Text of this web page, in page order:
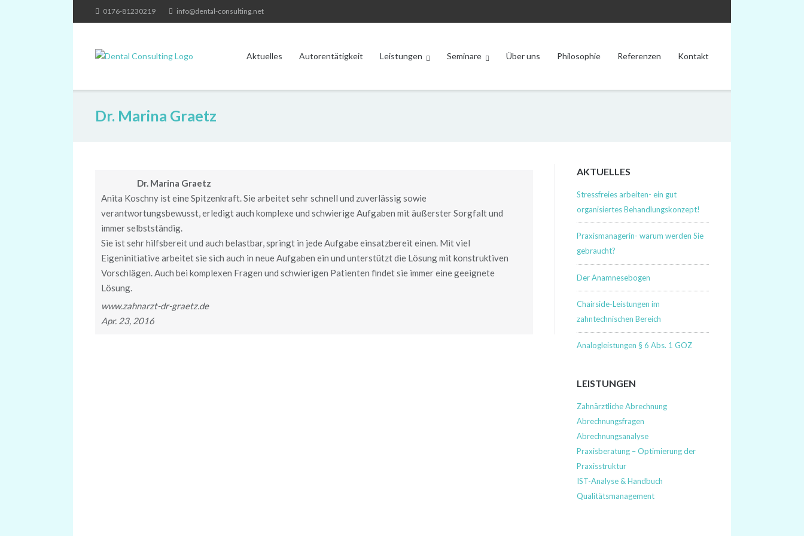
to
0176-81230219 info@dental-consulting.net
Aktuelles Autorentätigkeit Leistungen Seminare Über uns Philosophie Referenzen Kontakt
Dr. Marina Graetz
Dr. Marina Graetz
Anita Koschny ist eine Spitzenkraft. Sie arbeitet sehr schnell und zuverlässig sowie
verantwortungsbewusst, erledigt auch komplexe und schwierige Aufgaben mit äußerster Sorgfalt und
immer selbstständig.
Sie ist sehr hilfsbereit und auch belastbar, springt in jede Aufgabe einsatzbereit einen. Mit viel
Eigeninitiative arbeitet sie sich auch in neue Aufgaben ein und unterstützt die Lösung mit konstruktiven
Vorschlägen. Auch bei komplexen Fragen und schwierigen Patienten findet sie immer eine geeignete
Lösung.
www.zahnarzt-dr-graetz.de
Apr. 23, 2016
AKTUELLES
Stressfreies arbeiten- ein gut
organisiertes Behandlungskonzept!
Praxismanagerin- warum werden Sie
gebraucht?
Der Anamnesebogen
Chairside-Leistungen im
zahntechnischen Bereich
Analogleistungen § 6 Abs. 1 GOZ
LEISTUNGEN
Zahnärztliche Abrechnung
Abrechnungsfragen
Abrechnungsanalyse
Praxisberatung – Optimierung der
Praxisstruktur
IST-Analyse & Handbuch
Qualitätsmanagement